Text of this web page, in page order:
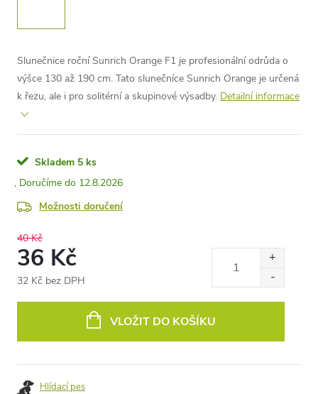
Slunečnice roční Sunrich Orange F1 je profesionální odrůda o
výšce 130 až 190 cm. Tato slunečníce Sunrich Orange je určená
k řezu, ale i pro solitérní a skupinové výsadby. Detailní informace
Skladem 5 ks
12.8.2026
Možnosti doručení
40 Kč
36 Kč
32 Kč bez DPH
VLOŽIT DO KOŠÍKU
Hlídací pes